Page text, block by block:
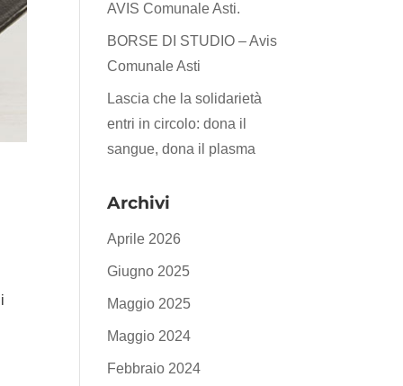
AVIS Comunale Asti.
BORSE DI STUDIO – Avis
Comunale Asti
Lascia che la solidarietà
entri in circolo: dona il
sangue, dona il plasma
Archivi
Aprile 2026
Giugno 2025
Maggio 2025
Maggio 2024
Febbraio 2024